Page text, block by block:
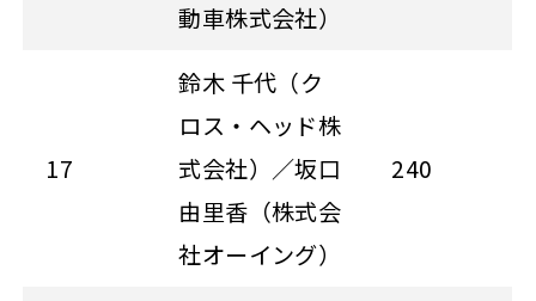
動車株式会社）
17
鈴木 千代（ク
ロス・ヘッド株
式会社）／坂口
由里香（株式会
社オーイング）
240